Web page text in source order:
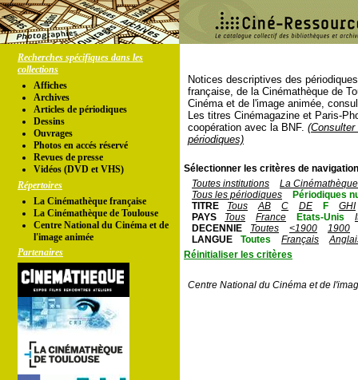
Recherches spécifiques dans les
collections
Affiches
Archives
Articles de périodiques
Dessins
Ouvrages
Photos en accés réservé
Revues de presse
Vidéos (DVD et VHS)
Répertoires
La Cinémathèque française
La Cinémathèque de Toulouse
Centre National du Cinéma et de
l'image animée
Partenaires
Notices descriptives des
française, de la Cinémathèque de
Cinéma et de l'image animée,
Les titres Cinémagazine et Paris-
coopération avec la BNF.
périodiques)
Sélectionner les critères de
Toutes institutions
La
Tous les périodiques
Périodiques
TITRE
Tous AB C DE F
GHI
PAYS
Tous France Etats-Unis
DECENNIE
Toutes <1900
1900
LANGUE
Toutes Français
Réinitialiser les critères
Centre National du Cinéma et de